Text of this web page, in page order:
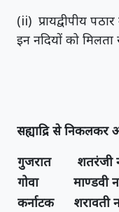
(ii) प्रायद्वीपीय
इन नदियों को मिलता
सह्याद्रि से निकलकर
गुजरात
शतरंजी
गोवा
माण्डवी
कर्नाटक
शरावती